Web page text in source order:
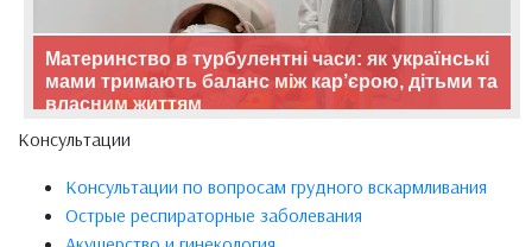
Материнство в турбулентні часи: як українські
мами тримають баланс між кар’єрою, дітьми та
власним життям
Консультации
Консультации по вопросам грудного вскармливания
Острые респираторные заболевания